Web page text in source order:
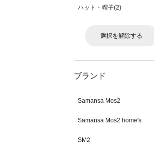
ハット・帽子(2)
選択を解除する
ブランド
Samansa Mos2
Samansa Mos2 home's
SM2